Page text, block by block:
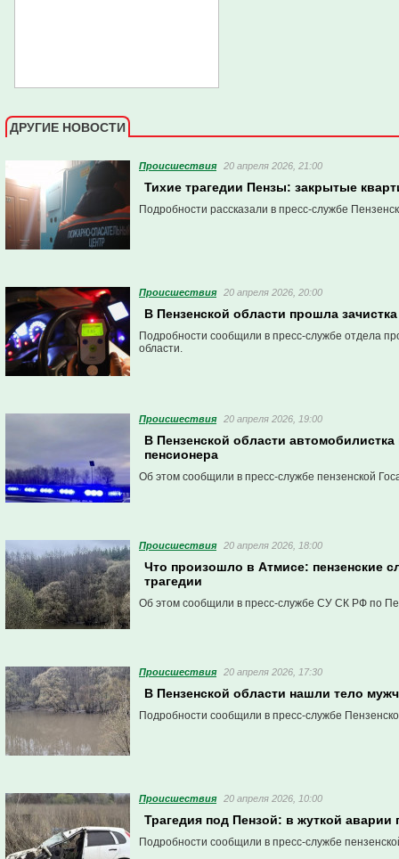
ДРУГИЕ НОВОСТИ
Проиcшествия 20 апреля 2026, 21:00
Тихие трагедии Пензы: закрытые
Подробности рассказали в пресс-службе
Проиcшествия 20 апреля 2026, 20:00
В Пензенской области прошла
Подробности сообщили в пресс-службе отдела
области.
Проиcшествия 20 апреля 2026, 19:00
В Пензенской области
пенсионера
Об этом сообщили в пресс-службе пензенской
Проиcшествия 20 апреля 2026, 18:00
Что произошло в Атмисе: пензенские
трагедии
Об этом сообщили в пресс-службе СУ СК РФ по
Проиcшествия 20 апреля 2026, 17:30
В Пензенской области нашли тело
Подробности сообщили в пресс-службе
Проиcшествия 20 апреля 2026, 10:00
Трагедия под Пензой: в жуткой
Подробности сообщили в пресс-службе